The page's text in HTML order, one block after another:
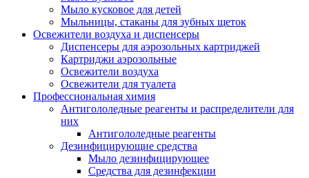
Мыло кусковое для детей
Мыльницы, стаканы для зубных щеток
Освежители воздуха и диспенсеры
Диспенсеры для аэрозольных картриджей
Картриджи аэрозольные
Освежители воздуха
Освежители для туалета
Профессиональная химия
Антигололедные реагенты и распределители для
них
Антигололедные реагенты
Дезинфицирующие средства
Мыло дезинфицирующее
Средства для дезинфекции